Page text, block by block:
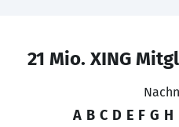
21 Mio. XING
A B C D E F G H